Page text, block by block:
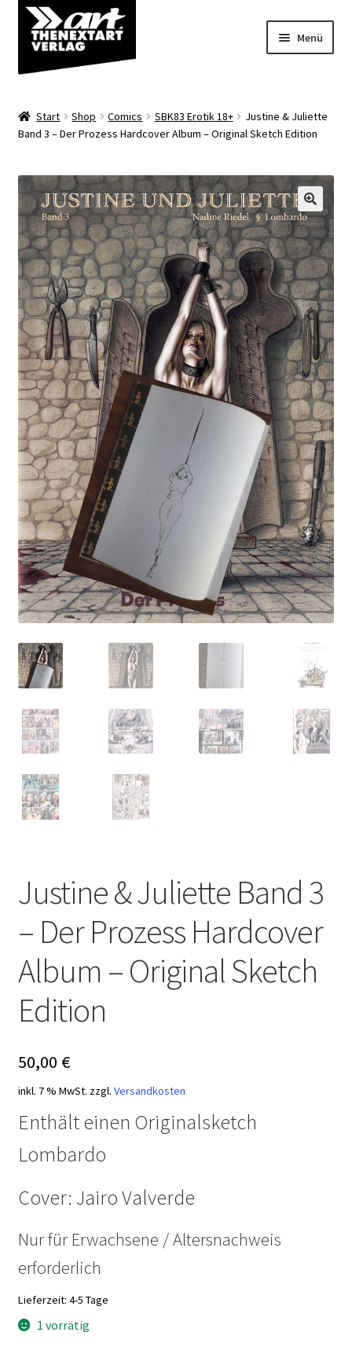
Zur
Navigation
springen
Zum
Inhalt
springen
Menü
Shop
Über uns
Start Shop Comics SBK83 Erotik 18+
Justine & Juliette
Band 3 – Der Prozess Hardcover Album – Original Sketch Edition
Justine & Juliette Band 3
– Der Prozess Hardcover
Album – Original Sketch
Edition
50,00 €
inkl. 7 % MwSt. zzgl. Versandkosten
Enthält einen Originalsketch
Lombardo
Cover: Jairo Valverde
Nur für Erwachsene / Altersnachweis
erforderlich
Lieferzeit: 4-5 Tage
1 vorrätig